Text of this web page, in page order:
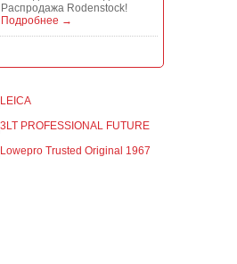
Распродажа Rodenstock!
Подробнее →
Manfrotto, National
продукции Manfrotto, National
гарантиров...
Подробнее →